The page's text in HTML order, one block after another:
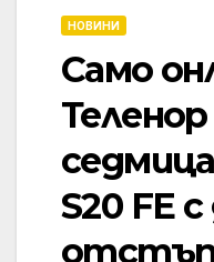
НОВИНИ
Само
S20 FE